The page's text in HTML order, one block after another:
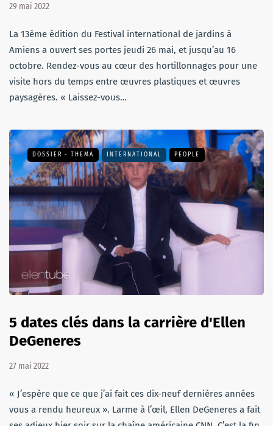
29 mai 2022
La 13ème édition du Festival international de jardins à
Amiens a ouvert ses portes jeudi 26 mai, et jusqu’au 16
octobre. Rendez-vous au cœur des hortillonnages pour une
visite hors du temps entre œuvres plastiques et œuvres
paysagères. « Laissez-vous…
DOSSIER - THEMA INTERNATIONAL PEOPLE
5 dates clés dans la carrière d'Ellen
DeGeneres
27 mai 2022
« J’espère que ce que j’ai fait ces dix-neuf dernières années
vous a rendu heureux ». Larme à l’œil, Ellen DeGeneres a fait